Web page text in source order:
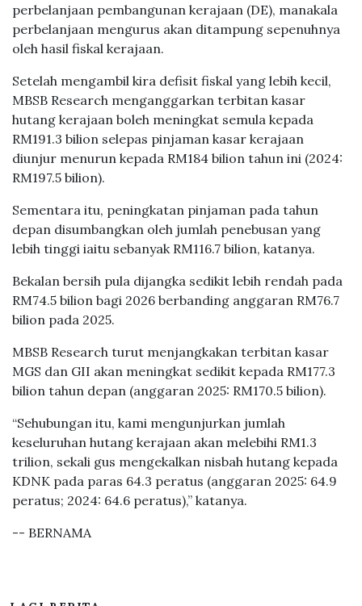
perbelanjaan pembangunan kerajaan (DE), manakala
perbelanjaan mengurus akan ditampung sepenuhnya
oleh hasil fiskal kerajaan.
Setelah mengambil kira defisit fiskal yang lebih kecil,
MBSB Research menganggarkan terbitan kasar
hutang kerajaan boleh meningkat semula kepada
RM191.3 bilion selepas pinjaman kasar kerajaan
diunjur menurun kepada RM184 bilion tahun ini (2024:
RM197.5 bilion).
Sementara itu, peningkatan pinjaman pada tahun
depan disumbangkan oleh jumlah penebusan yang
lebih tinggi iaitu sebanyak RM116.7 bilion, katanya.
Bekalan bersih pula dijangka sedikit lebih rendah pada
RM74.5 bilion bagi 2026 berbanding anggaran RM76.7
bilion pada 2025.
MBSB Research turut menjangkakan terbitan kasar
MGS dan GII akan meningkat sedikit kepada RM177.3
bilion tahun depan (anggaran 2025: RM170.5 bilion).
“Sehubungan itu, kami mengunjurkan jumlah
keseluruhan hutang kerajaan akan melebihi RM1.3
trilion, sekali gus mengekalkan nisbah hutang kepada
KDNK pada paras 64.3 peratus (anggaran 2025: 64.9
peratus; 2024: 64.6 peratus),” katanya.
-- BERNAMA